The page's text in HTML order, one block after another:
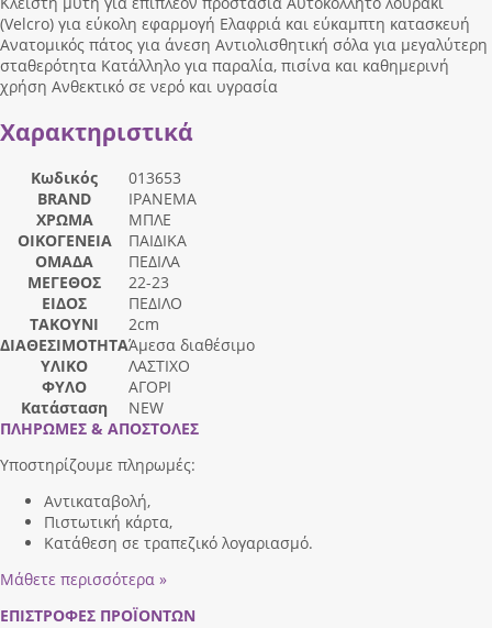
(Velcro) για εύκολη εφαρμογή Ελαφριά και εύκαμπτη κατασκευή
Ανατομικός πάτος για άνεση Αντιολισθητική σόλα για μεγαλύτερη
σταθερότητα Κατάλληλο για παραλία, πισίνα και καθημερινή
χρήση Ανθεκτικό σε νερό και υγρασία
Χαρακτηριστικά
Κωδικός
013653
BRAND
IPANEMA
ΧΡΩΜΑ
ΜΠΛΕ
ΟΙΚΟΓΕΝΕΙΑ
ΠΑΙΔΙΚΑ
ΟΜΑΔΑ
ΠΕΔΙΛΑ
ΜΕΓΕΘΟΣ
22-23
ΕΙΔΟΣ
ΠΕΔΙΛΟ
ΤΑΚΟΥΝΙ
2cm
ΔΙΑΘΕΣΙΜΟΤΗΤΑΆμεσα διαθέσιμο
ΥΛΙΚΟ
ΛΑΣΤΙΧΟ
ΦΥΛΟ
ΑΓΟΡΙ
Κατάσταση
NEW
ΠΛΗΡΩΜΕΣ & ΑΠΟΣΤΟΛΕΣ
Υποστηρίζουμε πληρωμές:
Αντικαταβολή,
Πιστωτική κάρτα,
Κατάθεση σε τραπεζικό λογαριασμό.
Μάθετε περισσότερα »
ΕΠΙΣΤΡΟΦΕΣ ΠΡΟΪΟΝΤΩΝ